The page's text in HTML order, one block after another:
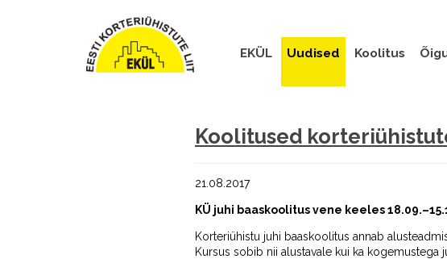
EKÜL Uudised Koolitus
Koolitused
21.08.2017
KÜ juhi baaskoolitus vene keeles
Korteriühistu juhi baaskoolitus annab
Kursus sobib nii alustavale kui ka kogemustega